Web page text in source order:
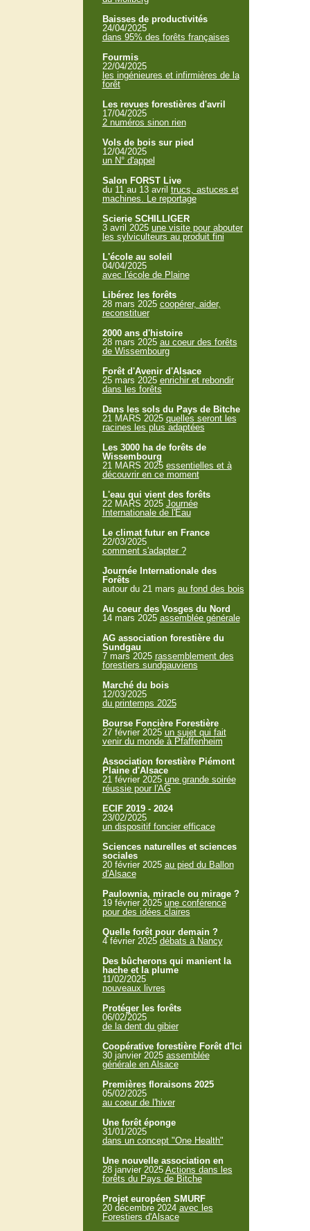
Baisses de productivités
24/04/2025
dans 95% des forêts françaises
Fourmis
22/04/2025
les ingénieures et infirmières de la
forêt
Les revues forestières d'avril
17/04/2025
2 numéros sinon rien
Vols de bois sur pied
12/04/2025
un N° d'appel
Salon FORST Live
du 11 au 13 avril trucs, astuces et
machines. Le reportage
Scierie SCHILLIGER
3 avril 2025 une visite pour abouter
les sylviculteurs au produit fini
L'école au soleil
04/04/2025
avec l'école de Plaine
Libérez les forêts
28 mars 2025 coopérer, aider,
reconstituer
2000 ans d'histoire
28 mars 2025 au coeur des forêts
de Wissembourg
Forêt d'Avenir d'Alsace
25 mars 2025 enrichir et rebondir
dans les forêts
Dans les sols du Pays de Bitche
21 MARS 2025 quelles seront les
racines les plus adaptées
Les 3000 ha de forêts de
Wissembourg
21 MARS 2025 essentielles et à
découvrir en ce moment
L'eau qui vient des forêts
22 MARS 2025 Journée
Internationale de l'Eau
Le climat futur en France
22/03/2025
comment s'adapter ?
Journée Internationale des
Forêts
autour du 21 mars au fond des bois
Au coeur des Vosges du Nord
14 mars 2025 assemblée générale
AG association forestière du
Sundgau
7 mars 2025 rassemblement des
forestiers sundgauviens
Marché du bois
12/03/2025
du printemps 2025
Bourse Foncière Forestière
27 février 2025 un sujet qui fait
venir du monde à Pfaffenheim
Association forestière Piémont
Plaine d'Alsace
21 février 2025 une grande soirée
réussie pour l'AG
ECIF 2019 - 2024
23/02/2025
un dispositif foncier efficace
Sciences naturelles et sciences
sociales
20 février 2025 au pied du Ballon
d'Alsace
Paulownia, miracle ou mirage ?
19 février 2025 une conférence
pour des idées claires
Quelle forêt pour demain ?
4 février 2025 débats à Nancy
Des bûcherons qui manient la
hache et la plume
11/02/2025
nouveaux livres
Protéger les forêts
06/02/2025
de la dent du gibier
Coopérative forestière Forêt d'Ici
30 janvier 2025 assemblée
générale en Alsace
Premières floraisons 2025
05/02/2025
au coeur de l'hiver
Une forêt éponge
31/01/2025
dans un concept "One Health"
Une nouvelle association en
28 janvier 2025 Actions dans les
forêts du Pays de Bitche
Projet européen SMURF
20 décembre 2024 avec les
Forestiers d'Alsace